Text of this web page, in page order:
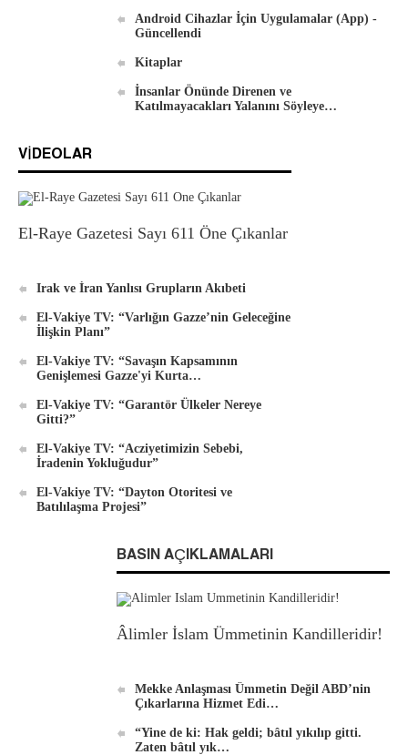
Android Cihazlar İçin Uygulamalar (App) -
Güncellendi
Kitaplar
İnsanlar Önünde Direnen ve
Katılmayacakları Yalanını Söyleye…
VIDEOLAR
El-Raye Gazetesi Sayı 611 Öne Çıkanlar
Irak ve İran Yanlısı Grupların Akıbeti
El-Vakiye TV: “Varlığın Gazze’nin Geleceğine
İlişkin Planı”
El-Vakiye TV: “Savaşın Kapsamının
Genişlemesi Gazze'yi Kurta…
El-Vakiye TV: “Garantör Ülkeler Nereye
Gitti?”
El-Vakiye TV: “Acziyetimizin Sebebi,
İradenin Yokluğudur”
El-Vakiye TV: “Dayton Otoritesi ve
Batılılaşma Projesi”
BASIN AÇIKLAMALARI
Âlimler İslam Ümmetinin Kandilleridir!
Mekke Anlaşması Ümmetin Değil ABD’nin
Çıkarlarına Hizmet Edi…
“Yine de ki: Hak geldi; bâtıl yıkılıp gitti.
Zaten bâtıl yık…